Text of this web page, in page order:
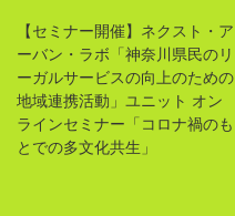
【セミナー開催】ネクスト・ア
ーバン・ラボ「神奈川県民のリ
ーガルサービスの向上のための
地域連携活動」ユニット オン
ラインセミナー「コロナ禍のも
とでの多文化共生」